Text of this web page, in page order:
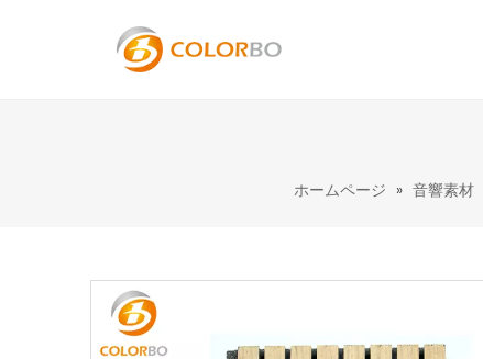
ホームページ » 音響素材